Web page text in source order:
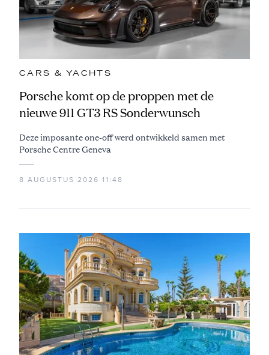
CARS & YACHTS
Porsche komt op de proppen met de
nieuwe 911 GT3 RS Sonderwunsch
Deze imposante one-off werd ontwikkeld samen met
Porsche Centre Geneva
8 AUGUSTUS 2026 11:48